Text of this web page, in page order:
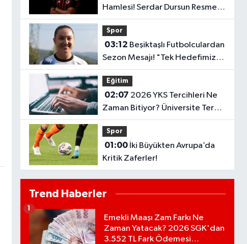
Hamlesi! Serdar Dursun Resmen
İmzayı Attı!
Spor
03:12
Sezon Mesajı! "Tek Hedefimiz
Şampiyonluk"
Eğitim
02:07
Zaman Bitiyor? Üniversite Tercih
Sonuçları Açıklandı Mı?
Spor
01:00İki Büyükten Avrupa’da
Kritik Zaferler!
Trend Haberler
Emekli Maaşı Zam Farkı Ne
Zaman Yatacak? 2026 SGK'dan
3.552 TL Fark Ödemesi
1